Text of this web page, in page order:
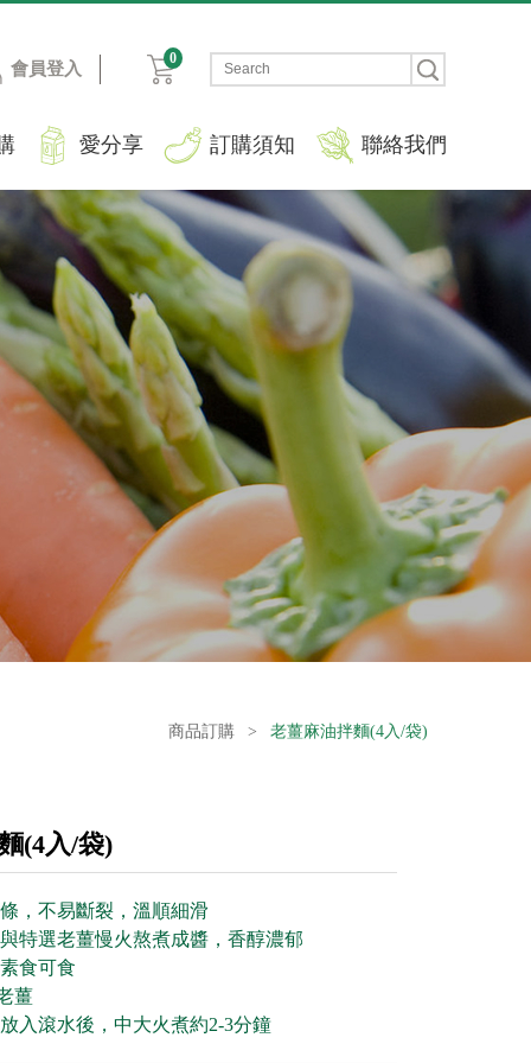
會員登入
0
愛分享 訂購須知 聯絡我們
商品訂購 > 老薑麻油拌麵(4入/袋)
(4入/袋)
，不易斷裂，溫順細滑
特選老薑慢火熬煮成醬，香醇濃郁
食可食
薑
入滾水後，中大火煮約2-3分鐘